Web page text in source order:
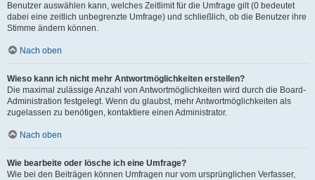
Benutzer auswählen kann, welches Zeitlimit für die Umfrage gilt (0 bedeutet
dabei eine zeitlich unbegrenzte Umfrage) und schließlich, ob die Benutzer ihre
Stimme ändern können.
Nach oben
Wieso kann ich nicht mehr Antwortmöglichkeiten erstellen?
Die maximal zulässige Anzahl von Antwortmöglichkeiten wird durch die Board-
Administration festgelegt. Wenn du glaubst, mehr Antwortmöglichkeiten als
zugelassen zu benötigen, kontaktiere einen Administrator.
Nach oben
Wie bearbeite oder lösche ich eine Umfrage?
Wie bei den Beiträgen können Umfragen nur vom ursprünglichen Verfasser,